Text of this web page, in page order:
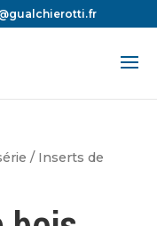
/ Inserts de